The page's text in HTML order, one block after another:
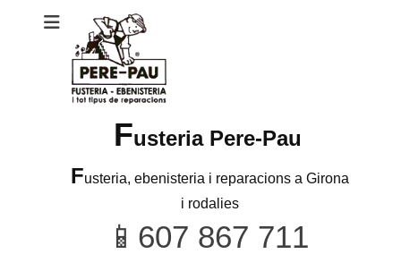
Fusteria Pere-Pau
Fusteria, ebenisteria i reparacions a Girona
i rodalies